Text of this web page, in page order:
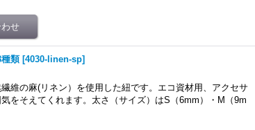
類 [4030-linen-sp]
維の麻(リネン）を使用した紐です。エコ資材用、アクセサ
をそえてくれます。太さ（サイズ）はS（6mm）・M（9m